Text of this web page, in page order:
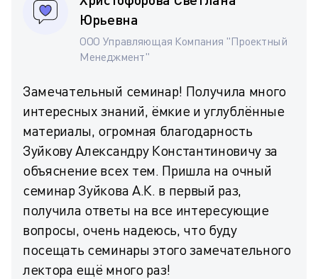
Юрьевна
ООО Управляющая Компания "Проектный
Менеджмент"
Замечательный семинар! Получила много
интересных знаний, ёмкие и углублённые
материалы, огромная благодарность
Зуйкову Александру Константиновичу за
объяснение всех тем. Пришла на очный
семинар Зуйкова А.К. в первый раз,
получила ответы на все интересующие
вопросы, очень надеюсь, что буду
посещать семинары этого замечательного
лектора ещё много раз!